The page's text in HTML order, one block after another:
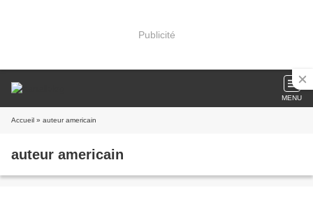
Publicité
MENU
Accueil » auteur americain
auteur americain